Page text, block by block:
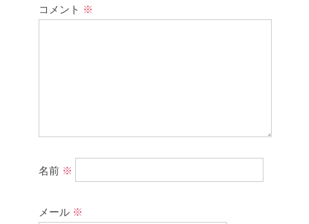
コメント ※
名前 ※
メール ※